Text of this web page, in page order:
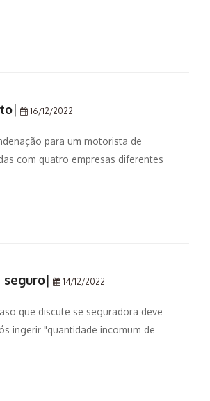
| 16/12/2022
para um motorista de
com quatro empresas diferentes
seguro| 14/12/2022
que discute se seguradora deve
ingerir "quantidade incomum de